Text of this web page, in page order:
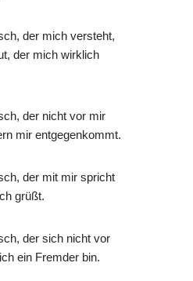
der mich versteht,
der mich wirklich
der nicht vor mir
mir entgegenkommt.
der mit mir spricht
grüßt.
der sich nicht vor
ein Fremder bin.